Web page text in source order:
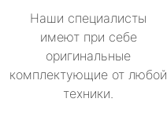
Наши специалисты
имеют при себе
оригинальные
комплектующие от любой
техники.